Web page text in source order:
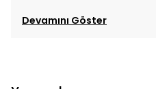
Devamını Göster